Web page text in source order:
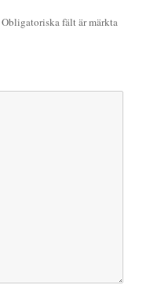
Obligatoriska fält är märkta